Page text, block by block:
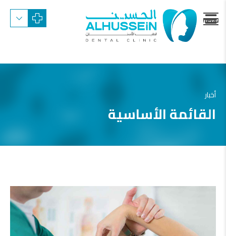
menu
أخبار
القائمة الأساسية